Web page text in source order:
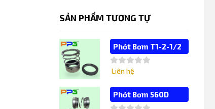
SẢN PHẨM TƯƠNG TỰ
Phớt Bơm T1-2-1/2
Liên hệ
Phớt Bơm 560D